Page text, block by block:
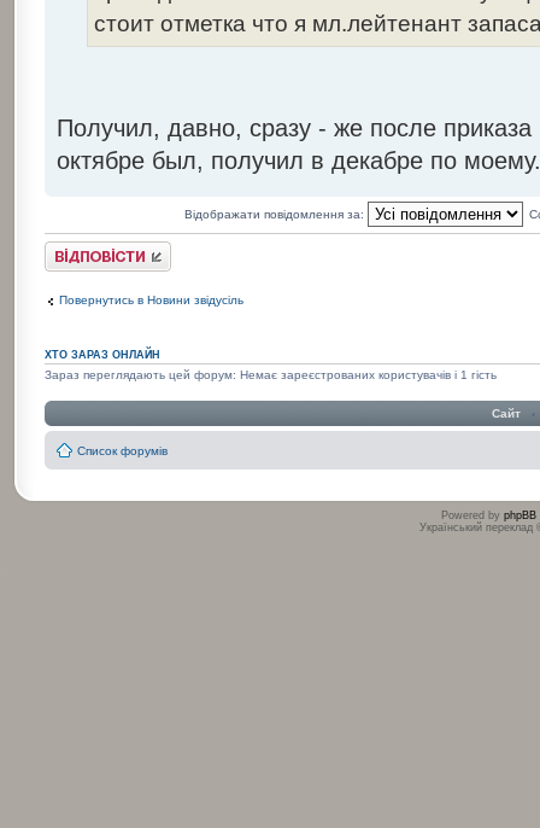
стоит отметка что я мл.лейтенант
Получил, давно, сразу - же после
октябре был, получил в декабре по
Відображати повідомлення за:
Відповісти
Повернутись в Новини звідусіль
ХТО ЗАРАЗ ОНЛАЙН
Зараз переглядають цей форум: Немає зареєстрованих користувачів і 1 гість
Сайт ‹
Список форумів
Powered by phpBB
Український